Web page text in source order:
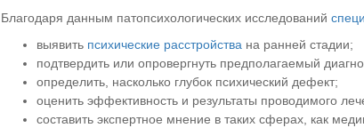
Благодаря данным патопсихологических исследований
выявить психические расстройства на ранней стадии;
подтвердить или опровергнуть предполагаемый
определить, насколько глубок психический дефект;
оценить эффективность и результаты проводимого
составить экспертное мнение в таких сферах, как